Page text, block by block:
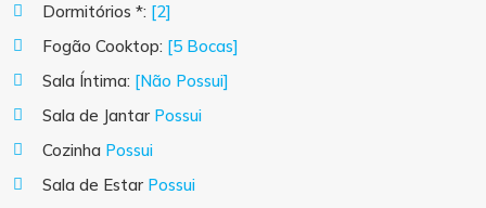
Dormitórios *: [2]
Fogão Cooktop: [5 Bocas]
Sala Íntima: [Não Possui]
Sala de Jantar Possui
Cozinha Possui
Sala de Estar Possui